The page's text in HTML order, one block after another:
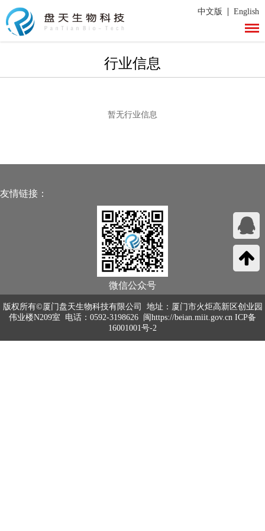
中文版 | English
行业信息
暂无行业信息
微信公众号
友情链接：
版权所有©厦门盘天生物科技有限公司 地址：厦门市火炬高新区创业园
伟业楼N209室 电话：0592-3198626 闽https://beian.miit.gov.cn ICP备
16001001号-2